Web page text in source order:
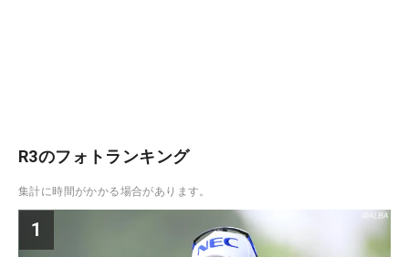
R3のフォトランキング
集計に時間がかかる場合があります。
1